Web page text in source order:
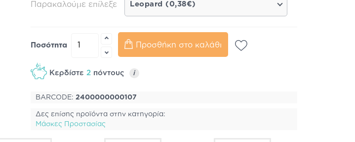
Παρακαλούμε επίλεξε Leopard (0,38€)
Ποσότητα Προσθήκη στο καλάθι
Κερδίστε 2 πόντους i
BARCODE: 2400000000107
Δες επίσης προϊόντα στην κατηγορία:
Μάσκες Προστασίας